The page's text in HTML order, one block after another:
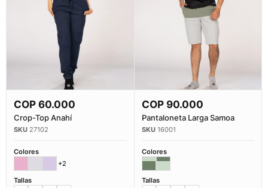
Comprar Ahora
COP 60.000
Crop-Top Anahí
27102
Colores
+2
Tallas
Comprar Ahora
COP90.000
Pantaloneta Larga Samoa
16001
Colores
Tallas